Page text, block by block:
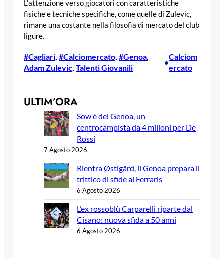
L’attenzione verso giocatori con caratteristiche
fisiche e tecniche specifiche, come quelle di Zulevic,
rimane una costante nella filosofia di mercato del club
ligure.
#Cagliari #Calciomercato #Genoa
Adam Zulevic Talenti Giovanili
•
Calciom
ercato
ULTIM’ORA
Sow è del Genoa, un
centrocampista da 4 milioni per De
Rossi
7 Agosto 2026
Rientra Østigård, il Genoa prepara il
trittico di sfide al Ferraris
6 Agosto 2026
L’ex rossoblù Carparelli riparte dal
Cisano: nuova sfida a 50 anni
6 Agosto 2026